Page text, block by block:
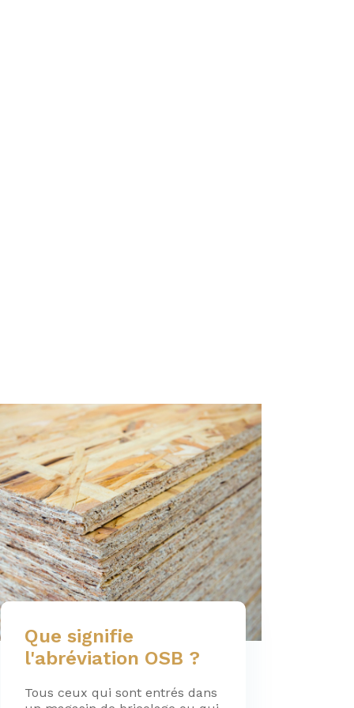
Que signifie
l'abréviation OSB ?
Tous ceux qui sont entrés dans